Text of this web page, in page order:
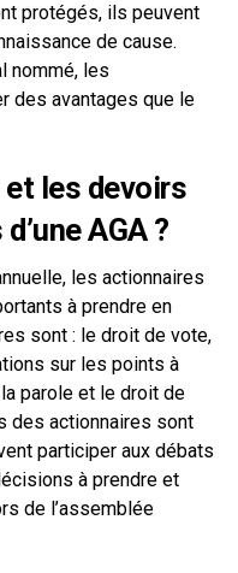
protégés, ils peuvent
de cause.
nommé, les
des avantages que le
les devoirs
AGA ?
les actionnaires
à prendre en
sont : le droit de vote,
sur les points à
la parole et le droit de
des actionnaires sont
participer aux débats
à prendre et
de l’assemblée